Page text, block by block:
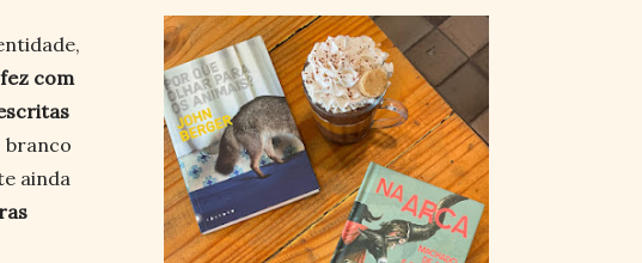
com
branco
ainda